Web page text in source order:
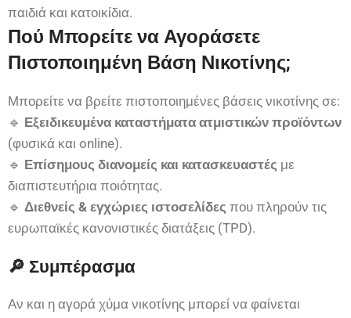
παιδιά και κατοικίδια.
Πού Μπορείτε να Αγοράσετε
Πιστοποιημένη Βάση Νικοτίνης;
Μπορείτε να βρείτε πιστοποιημένες βάσεις νικοτίνης σε:
🔹 Εξειδικευμένα καταστήματα ατμιστικών προϊόντων
(φυσικά και online).
🔹 Επίσημους διανομείς και κατασκευαστές με
διαπιστευτήρια ποιότητας.
🔹 Διεθνείς & εγχώριες ιστοσελίδες που πληρούν τις
ευρωπαϊκές κανονιστικές διατάξεις (TPD).
🔎 Συμπέρασμα
Αν και η αγορά χύμα νικοτίνης μπορεί να φαίνεται